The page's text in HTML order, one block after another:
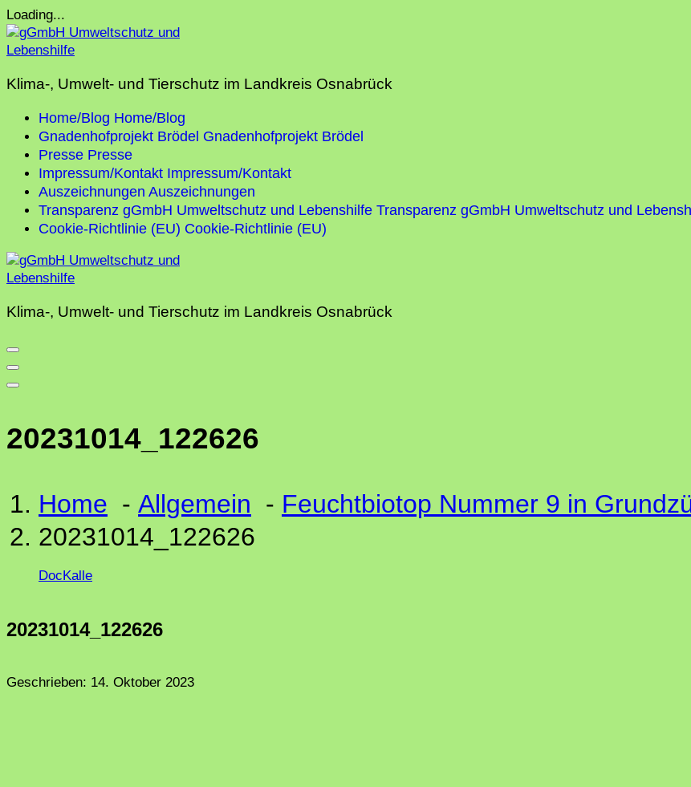
Skip
to
content
Loading...
Klima-, Umwelt- und Tierschutz im Landkreis Osnabrück
Home/Blog Home/Blog
Gnadenhofprojekt Brödel Gnadenhofprojekt Brödel
Presse Presse
Impressum/Kontakt Impressum/Kontakt
Auszeichnungen Auszeichnungen
Transparenz gGmbH Umweltschutz und Lebenshilfe Transparenz gGmbH Umweltschutz und
Cookie-Richtlinie (EU) Cookie-Richtlinie (EU)
Klima-, Umwelt- und Tierschutz im Landkreis Osnabrück
20231014_122626
Home - Allgemein - Feuchtbiotop Nummer 9 in
20231014_122626
DocKalle
20231014_122626
Geschrieben: 14. Oktober 2023